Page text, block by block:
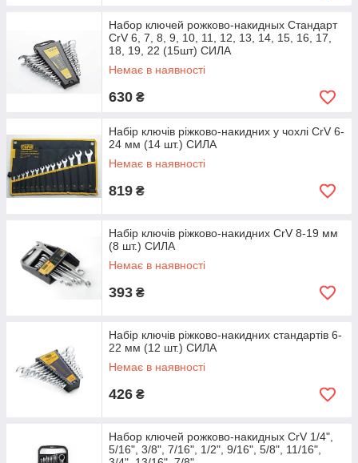
Набор ключей рожково-накидных Стандарт
CrV 6, 7, 8, 9, 10, 11, 12, 13, 14, 15, 16, 17,
18, 19, 22 (15шт) СИЛА
Немає в наявності
630 ₴
Набір ключів ріжково-накидних у чохлі CrV 6-
24 мм (14 шт.) СИЛА
Немає в наявності
819 ₴
Набір ключів ріжково-накидних CrV 8-19 мм
(8 шт.) СИЛА
Немає в наявності
393 ₴
Набір ключів ріжково-накидних стандартів 6-
22 мм (12 шт.) СИЛА
Немає в наявності
426 ₴
Набор ключей рожково-накидных CrV 1/4",
5/16", 3/8", 7/16", 1/2", 9/16", 5/8", 11/16",